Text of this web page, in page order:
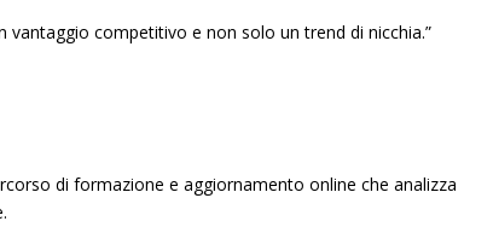
competitivo e non solo un trend di nicchia.”
di formazione e aggiornamento online che analizza